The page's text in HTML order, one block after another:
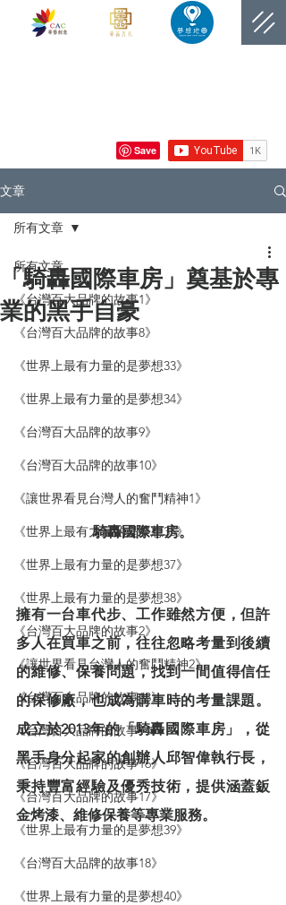
文章
所有文章
《台灣百大品牌的故事1》
《台灣百大品牌的故事8》
《世界上最有力量的是夢想33》
《世界上最有力量的是夢想34》
《台灣百大品牌的故事9》
《台灣百大品牌的故事10》
《讓世界看見台灣人的奮鬥精神1》
《世界上最有力量的是夢想35》
《世界上最有力量的是夢想37》
《世界上最有力量的是夢想38》
《台灣百大品牌的故事2》
《讓世界看見台灣人的奮鬥精神2》
《台灣百大品牌的故事13》
《台灣百大品牌的故事14》
《台灣百大品牌的故事16》
《台灣百大品牌的故事17》
《世界上最有力量的是夢想39》
《台灣百大品牌的故事18》
《世界上最有力量的是夢想40》
所有文章
「騎轟國際車房」奠基於專
業的黑手自豪
騎轟國際車房。
擁有一台車代步、工作雖然方便，但許
多人在買車之前，往往忽略考量到後續
的維修、保養問題，找到一間值得信任
的保修廠，也成為購車時的考量課題。
成立於2013年的「騎轟國際車房」，從
黑手身分起家的創辦人邱智偉執行長，
秉持豐富經驗及優秀技術，提供涵蓋鈑
金烤漆、維修保養等專業服務。